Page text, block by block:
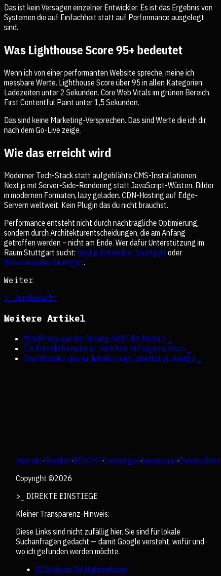
Das ist kein Versagen einzelner Entwickler. Es ist das Ergebnis von
Systemen die auf Einfachheit statt auf Performance ausgelegt
sind.
Was Lighthouse Score 95+ bedeutet
Wenn ich von einer performanten Website spreche, meine ich
messbare Werte. Lighthouse Score über 95 in allen Kategorien.
Ladezeiten unter 2 Sekunden. Core Web Vitals im grünen Bereich.
First Contentful Paint unter 1,5 Sekunden.
Das sind keine Marketing-Versprechen. Das sind Werte die ich dir
nach dem Go-Live zeige.
Wie das erreicht wird
Moderner Tech-Stack statt aufgeblähte CMS-Installationen.
Next.js mit Server-Side-Rendering statt JavaScript-Wüsten. Bilder
in modernen Formaten, lazy geladen. CDN-Hosting auf Edge-
Servern weltweit. Kein Plugin das du nicht brauchst.
Performance entsteht nicht durch nachträgliche Optimierung,
sondern durch Architekturentscheidungen, die am Anfang
getroffen werden – nicht am Ende. Wer dafür Unterstützung im
Raum Stuttgart sucht: Next.js Entwickler Stuttgart oder
Webentwickler Stuttgart.
Weiter
>_ Zur Übersicht
Weitere Artikel
WordPress war der Anfang. Nicht der Motor.>_
Ein Kontaktformular ist noch kein Anfrageprozess>_
Eine Website, die nur Inhalte zeigt, arbeitet zu wenig>_
Kontakt·Projekte·README·Leistungen·Impressum·Datenschutz
Copyright ©2026
>_ DIREKTE EINSTIEGE
Kleiner Transparenz-Hinweis:
Diese Links sind nicht zufällig hier. Sie sind für lokale
Suchanfragen gedacht — damit Google versteht, wofür und
wo ich gefunden werden möchte.
KI Systeme für Unternehmen